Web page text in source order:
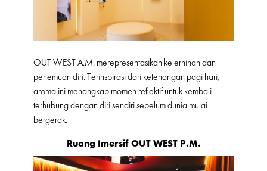
OUT WEST A.M. merepresentasikan kejernihan dan
penemuan diri. Terinspirasi dari ketenangan pagi hari,
aroma ini menangkap momen reflektif untuk kembali
terhubung dengan diri sendiri sebelum dunia mulai
bergerak.
Ruang Imersif OUT WEST P.M.